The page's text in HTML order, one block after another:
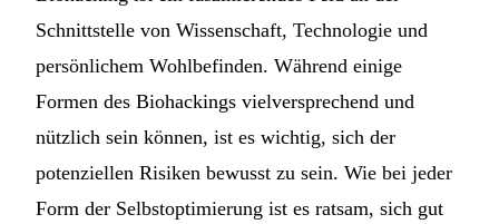
Schnittstelle von Wissenschaft, Technologie und
persönlichem Wohlbefinden. Während einige
Formen des Biohackings vielversprechend und
nützlich sein können, ist es wichtig, sich der
potenziellen Risiken bewusst zu sein. Wie bei jeder
Form der Selbstoptimierung ist es ratsam, sich gut